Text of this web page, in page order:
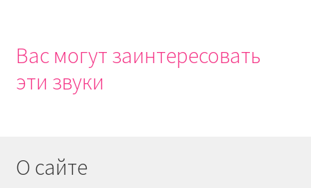
Вас могут заинтересовать
эти звуки
О сайте